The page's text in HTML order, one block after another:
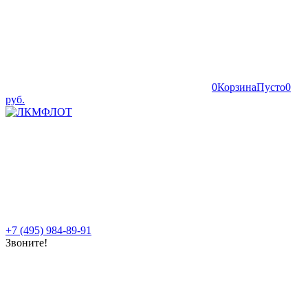
0КорзинаПусто0
руб.
+7 (495) 984-89-91
Звоните!